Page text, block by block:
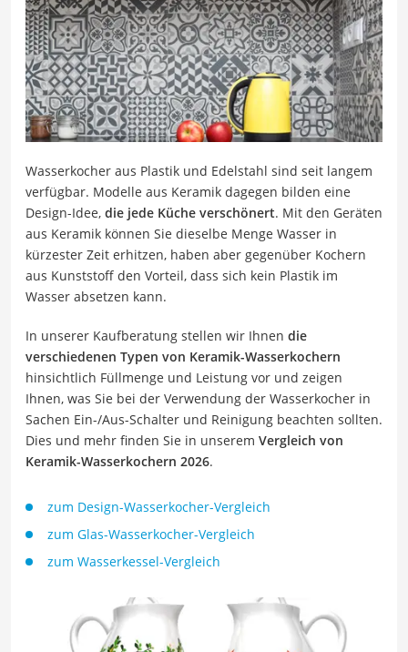
Wasserkocher aus Plastik und Edelstahl sind seit langem
verfügbar. Modelle aus Keramik dagegen bilden eine
Design-Idee, die jede Küche verschönert. Mit den Geräten
aus Keramik können Sie dieselbe Menge Wasser in
kürzester Zeit erhitzen, haben aber gegenüber Kochern
aus Kunststoff den Vorteil, dass sich kein Plastik im
Wasser absetzen kann.
In unserer Kaufberatung stellen wir Ihnen die
verschiedenen Typen von Keramik-Wasserkochern
hinsichtlich Füllmenge und Leistung vor und zeigen
Ihnen, was Sie bei der Verwendung der Wasserkocher in
Sachen Ein-/Aus-Schalter und Reinigung beachten sollten.
Dies und mehr finden Sie in unserem Vergleich von
Keramik-Wasserkochern 2026.
zum Design-Wasserkocher-Vergleich
zum Glas-Wasserkocher-Vergleich
zum Wasserkessel-Vergleich